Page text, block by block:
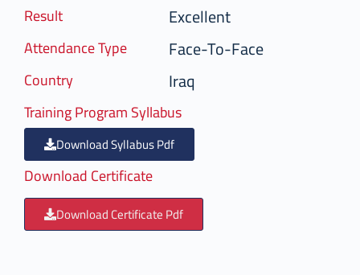
Result Excellent
Attendance Type Face-To-Face
Country Iraq
Training Program Syllabus
Download Syllabus Pdf
Download Certificate
Download Certificate Pdf